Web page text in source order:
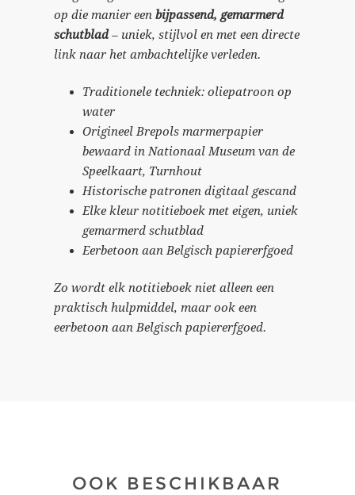
op die manier eenbijpassend, gemarmerd
schutblad– uniek, stijlvol en met een directe
link naar het ambachtelijke verleden.
Traditionele techniek: oliepatroon op
water
Origineel Brepols marmerpapier
bewaard in Nationaal Museum van de
Speelkaart, Turnhout
Historische patronen digitaal gescand
Elke kleur notitieboek met eigen, uniek
gemarmerd schutblad
Eerbetoon aan Belgisch papiererfgoed
Zo wordt elk notitieboek niet alleen een
praktisch hulpmiddel, maar ook een
eerbetoon aan Belgisch papiererfgoed.
OOK BESCHIKBAAR